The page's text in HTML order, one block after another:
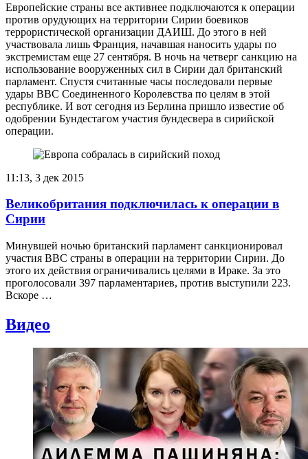
Европейские страны все активнее подключаются к операции
против орудующих на территории Сирии боевиков
террористической организации ДАИШ. До этого в ней
участвовала лишь Франция, начавшая наносить удары по
экстремистам еще 27 сентября. В ночь на четверг санкцию на
использование вооруженных сил в Сирии дал британский
парламент. Спустя считанные часы последовали первые
удары ВВС Соединенного Королевства по целям в этой
республике. И вот сегодня из Берлина пришло известие об
одобрении Бундестагом участия бундесвера в сирийской
операции.
11:13, 3 дек 2015
Великобритания подключилась к операции в
Сирии
Минувшей ночью британский парламент санкционировал
участия ВВС страны в операции на территории Сирии. До
этого их действия ограничивались целями в Ираке. За это
проголосовали 397 парламентариев, против выступили 223.
Вскоре …
Видео